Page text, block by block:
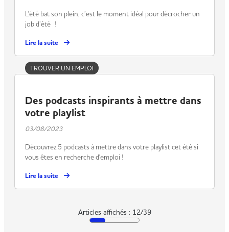
L'été bat son plein, c’est le moment idéal pour décrocher un
job d’été !
Lire la suite
TROUVER UN EMPLOI
Des podcasts inspirants à mettre dans
votre playlist
03/08/2023
Découvrez 5 podcasts à mettre dans votre playlist cet été si
vous êtes en recherche d'emploi !
Lire la suite
Articles affichés : 12/39